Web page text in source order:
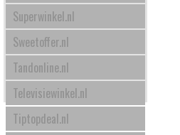
Superwinkel.nl
Sweetoffer.nl
Tandonline.nl
Televisiewinkel.nl
Tiptopdeal.nl